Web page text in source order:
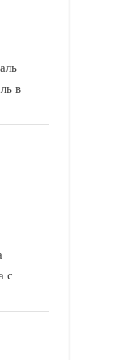
в
с